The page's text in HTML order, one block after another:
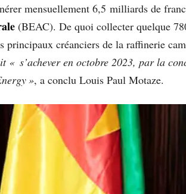
mensuellement 6,5 milliards de
(BEAC). De quoi collecter quelque
principaux créanciers de la raffinerie
« s’achever en octobre 2023, par la
», a conclu Louis Paul Motaze.